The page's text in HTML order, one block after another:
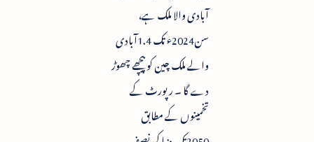
آبادی والا ملک ہے،
سن2024ء تک 1.4آبادی
والے ملک چین کو پیچھے چھوڑ
دے گا ۔ رپورٹ کے
تخمینوں کے مطابق